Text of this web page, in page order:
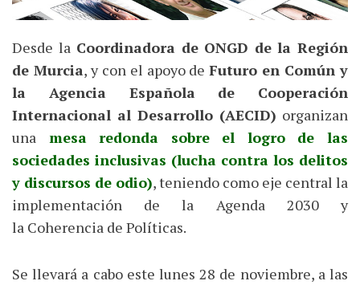
Desde la Coordinadora de ONGD de la Región
de Murcia, y con el apoyo deFuturo en Común y
la Agencia Española de Cooperación
Internacional al Desarrollo (AECID) organizan
una mesa redonda sobre el logro de las
sociedades inclusivas (lucha contra los delitos
y discursos de odio), teniendo como eje central la
implementación de la Agenda 2030 y
la Coherencia de Políticas.
Se llevará a cabo este lunes 28 de noviembre, a las